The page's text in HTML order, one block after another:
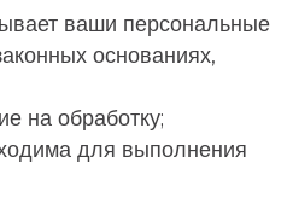
ваши персональные
основаниях,
на обработку;
для выполнения